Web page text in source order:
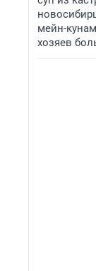
мейн-
хозяев